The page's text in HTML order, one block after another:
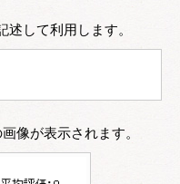
述して利用します。
像が表示されます。